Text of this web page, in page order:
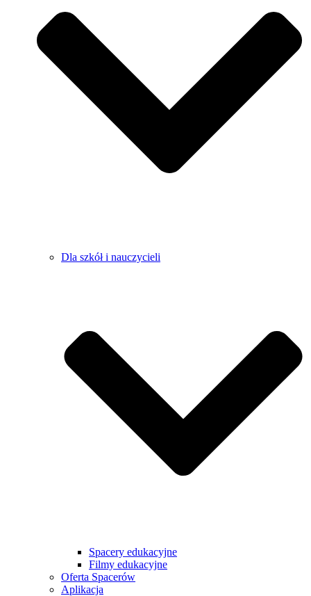
Dla szkół i nauczycieli
Spacery edukacyjne
Filmy edukacyjne
Oferta Spacerów
Aplikacja